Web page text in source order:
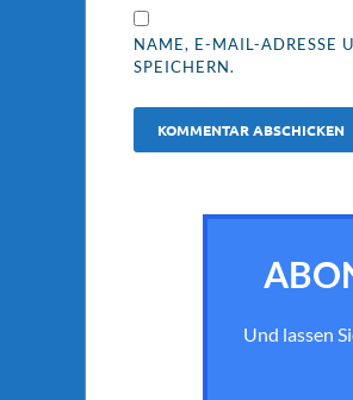
NAME, E-MAIL-ADRESSE
SPEICHERN.
Und lassen